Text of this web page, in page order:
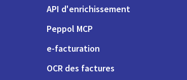
API d'enrichissement
Peppol MCP
e-facturation
OCR des factures